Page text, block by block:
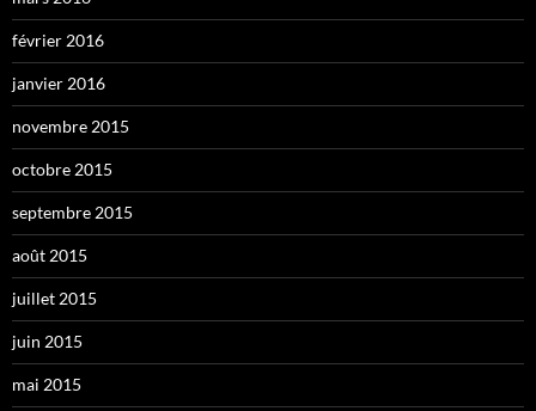
février 2016
janvier 2016
novembre 2015
octobre 2015
septembre 2015
août 2015
juillet 2015
juin 2015
mai 2015